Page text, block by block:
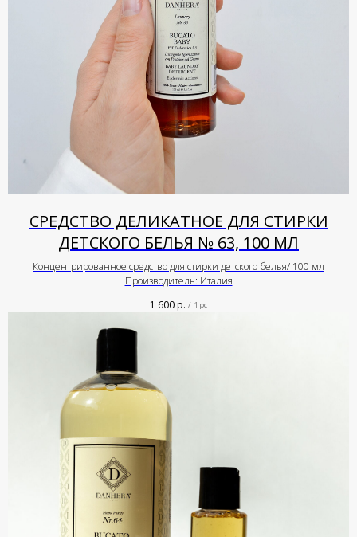
СРЕДСТВО ДЕЛИКАТНОЕ ДЛЯ СТИРКИ
ДЕТСКОГО БЕЛЬЯ № 63, 100 МЛ
Концентрированное средство для стирки детского белья/ 100 мл
Производитель: Италия
1 600р. / 1 pc